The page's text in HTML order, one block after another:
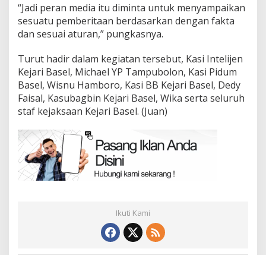
“Jadi peran media itu diminta untuk menyampaikan
sesuatu pemberitaan berdasarkan dengan fakta
dan sesuai aturan,” pungkasnya.
Turut hadir dalam kegiatan tersebut, Kasi Intelijen
Kejari Basel, Michael YP Tampubolon, Kasi Pidum
Basel, Wisnu Hamboro, Kasi BB Kejari Basel, Dedy
Faisal, Kasubagbin Kejari Basel, Wika serta seluruh
staf kejaksaan Kejari Basel. (Juan)
Ikuti Kami